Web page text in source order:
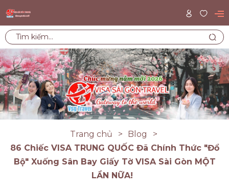
Trang chủ
Blog
86 Chiếc VISA TRUNG QUỐC Đã Chính Thức "Đổ
Bộ" Xuống Sân Bay Giấy Tờ VISA Sài Gòn MỘT
LẦN NỮA!